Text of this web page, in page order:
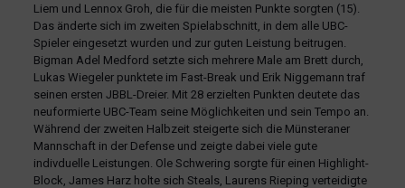
Liem und Lennox Groh, die für die meisten Punkte sorgten (15).
Das änderte sich im zweiten Spielabschnitt, in dem alle UBC-
Spieler eingesetzt wurden und zur guten Leistung beitrugen.
Bigman Adel Medford setzte sich mehrere Male am Brett durch,
Lukas Wiegeler punktete im Fast-Break und Erik Niggemann traf
seinen ersten JBBL-Dreier. Mit 28 erzielten Punkten deutete das
neuformierte UBC-Team seine Möglichkeiten und sein Tempo an.
Während der zweiten Halbzeit steigerte sich die Münsteraner
Mannschaft in der Defense und zeigte dabei viele gute
indivduelle Leistungen. Ole Schwering sorgte für einen Highlight-
Block, James Harz holte sich Steals, Laurens Rieping verteidigte